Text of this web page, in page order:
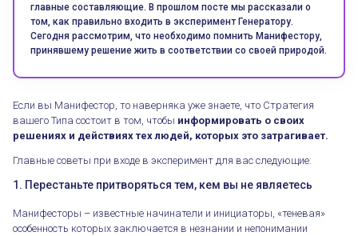
главные составляющие. В прошлом посте мы рассказали о
том, как правильно входить в эксперимент Генератору.
Сегодня рассмотрим, что необходимо помнить Манифестору,
принявшему решение жить в соответствии со своей природой.
Если вы Манифестор, то наверняка уже знаете, что Стратегия
вашего Типа состоит в том, чтобы информировать о своих
решениях и действиях тех людей, которых это затрагивает.
Главные советы при входе в эксперимент для вас следующие:
1. Перестаньте притворяться тем, кем вы не являетесь
Манифесторы – известные начинатели и инициаторы, «теневая»
особенность которых заключается в незнании и непонимании